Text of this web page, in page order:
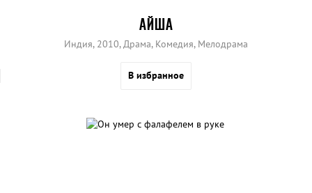
АЙША
Индия, 2010, Драма, Комедия, Мелодрама
В избранное